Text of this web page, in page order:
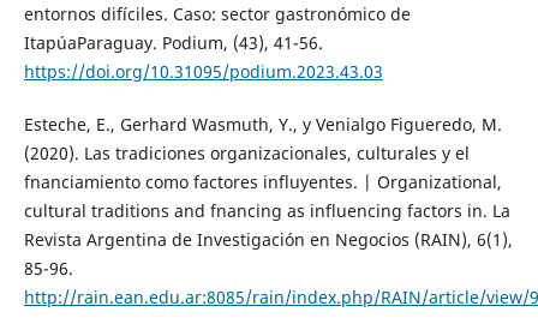
entornos difíciles. Caso: sector gastronómico de
ItapúaParaguay. Podium, (43), 41-56.
https://doi.org/10.31095/podium.2023.43.03
Esteche, E., Gerhard Wasmuth, Y., y Venialgo Figueredo, M.
(2020). Las tradiciones organizacionales, culturales y el
fnanciamiento como factores influyentes. | Organizational,
cultural traditions and fnancing as influencing factors in. La
Revista Argentina de Investigación en Negocios (RAIN), 6(1),
85-96.
http://rain.ean.edu.ar:8085/rain/index.php/RAIN/article/view/